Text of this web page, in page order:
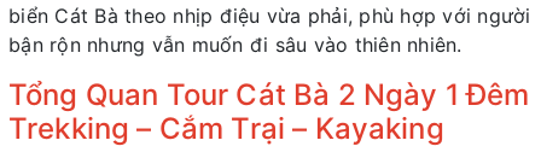
biển Cát Bà theo nhịp điệu vừa phải, phù hợp với người
bận rộn nhưng vẫn muốn đi sâu vào thiên nhiên.
Tổng Quan Tour Cát Bà 2 Ngày 1 Đêm
Trekking – Cắm Trại – Kayaking